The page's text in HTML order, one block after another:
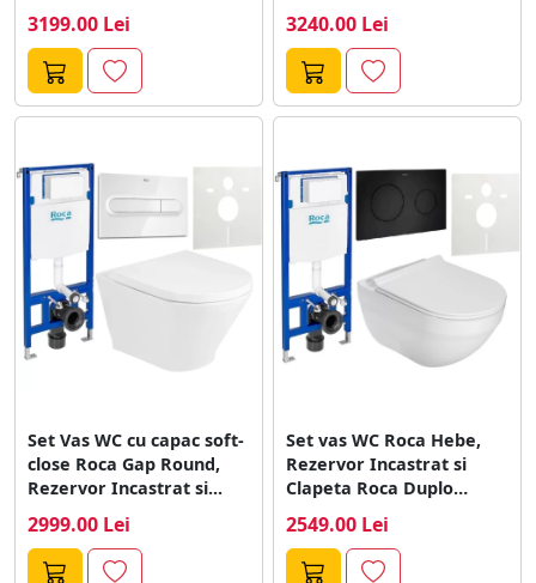
3199.00 Lei 3240.00 Lei
Set Vas WC cu capac soft-
close Roca Gap Round,
Rezervor Incastrat si...
2999.00 Lei
Set vas WC Roca Hebe,
Rezervor Incastrat si
Clapeta Roca Duplo
2549.00 Lei